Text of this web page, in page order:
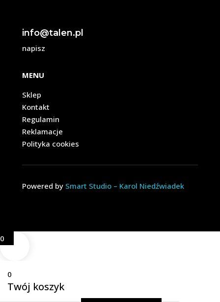
info@talen.pl
napisz
MENU
Sklep
Kontakt
Regulamin
Reklamacje
Polityka cookies
Powered by Smart Studio – Karol Niedźwiadek
0
0
Twój koszyk